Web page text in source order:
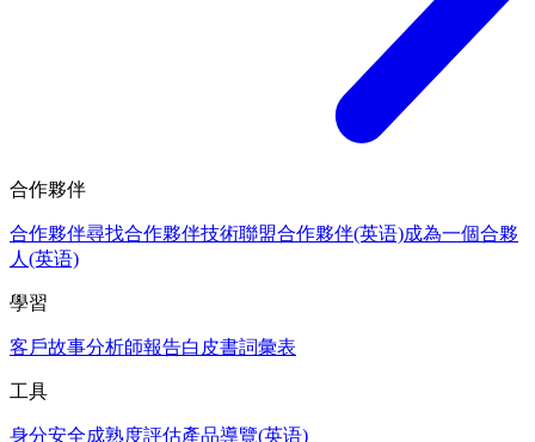
合作夥伴
合作夥伴尋找合作夥伴技術聯盟合作夥伴(英语)成為一個合夥
人(英语)
學習
客戶故事分析師報告白皮書詞彙表
工具
身分安全成熟度評估產品導覽(英语)